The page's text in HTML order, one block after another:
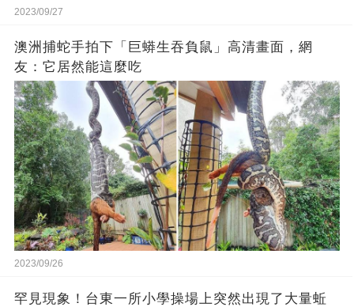
2023/09/27
澳洲捕蛇手拍下「巨蟒生吞負鼠」高清畫面，網
友：它居然能這麼吃
2023/09/26
罕見現象！台東一所小學操場上突然出現了大量蚯